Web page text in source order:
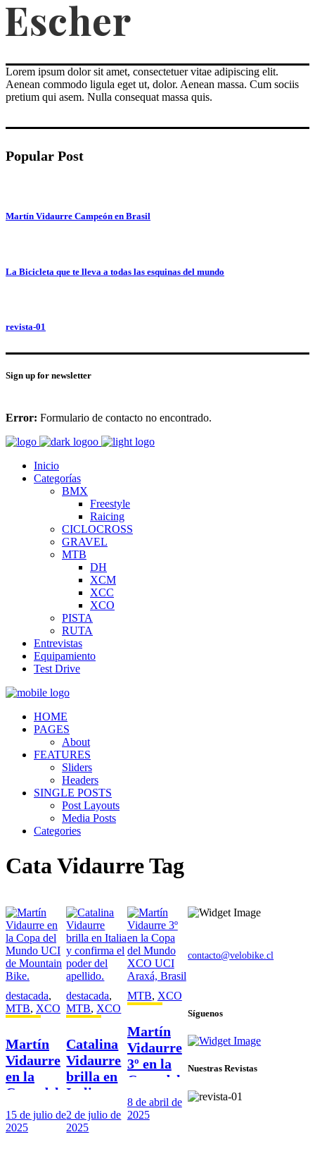
Lorem ipsum dolor sit amet, consectetuer vitae adipiscing elit.
Aenean commodo ligula eget ut, dolor. Aenean massa. Cum sociis
pretium qui asem. Nulla consequat massa quis.
Popular Post
Martín Vidaurre Campeón en Brasil
La Bicicleta que te lleva a todas las esquinas del mundo
revista-01
Sign up for newsletter
Error: Formulario de contacto no encontrado.
Inicio
Categorías
BMX
Freestyle
Raicing
CICLOCROSS
GRAVEL
MTB
DH
XCM
XCC
XCO
PISTA
RUTA
Entrevistas
Equipamiento
Test Drive
HOME
PAGES
About
FEATURES
Sliders
Headers
SINGLE POSTS
Post Layouts
Media Posts
Categories
Cata Vidaurre Tag
destacada,
MTB, XCO
Martín
Vidaurre
en la
Copa del
Mundo
UCI de
15 de julio de
2025
destacada,
MTB, XCO
Catalina
Vidaurre
brilla en
Italia y
confirma
el poder
2 de julio de
2025
MTB, XCO
Martín
Vidaurre
3º en la
Copa del
Mundo
XCO UCI
8 de abril de
2025
contacto@velobike.cl
Síguenos
Nuestras Revistas